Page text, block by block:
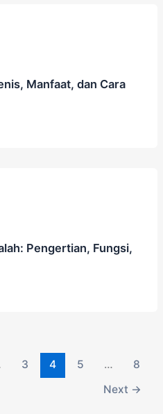
Manfaat, dan Cara
Pengertian, Fungsi,
3 4 5 …
8
Next →